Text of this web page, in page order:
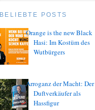
BELIEBTE POSTS
Orange is the new Black
Hasi: Im Kostüm des
Wutbürgers
Arroganz der Macht: Der
Duftverkäufer als
Hassfigur